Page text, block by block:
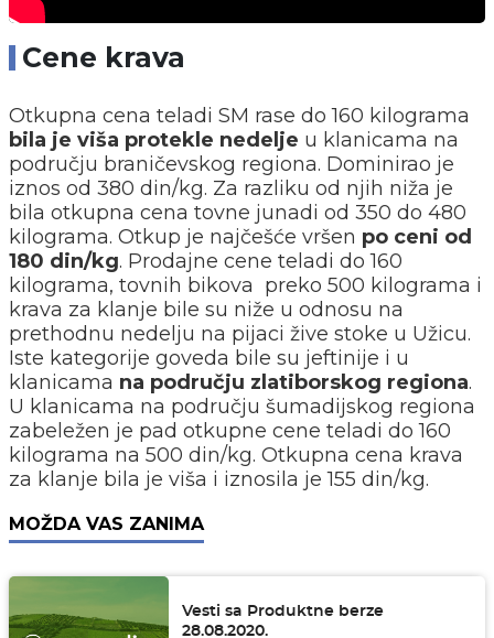
Cene krava
Otkupna cena teladi SM rase do 160 kilograma
bila je viša protekle nedelje u klanicama na
području braničevskog regiona. Dominirao je
iznos od 380 din/kg. Za razliku od njih niža je
bila otkupna cena tovne junadi od 350 do 480
kilograma. Otkup je najčešće vršen po ceni od
180 din/kg. Prodajne cene teladi do 160
kilograma, tovnih bikova preko 500 kilograma i
krava za klanje bile su niže u odnosu na
prethodnu nedelju na pijaci žive stoke u Užicu.
Iste kategorije goveda bile su jeftinije i u
klanicama na području zlatiborskog regiona.
U klanicama na području šumadijskog regiona
zabeležen je pad otkupne cene teladi do 160
kilograma na 500 din/kg. Otkupna cena krava
za klanje bila je viša i iznosila je 155 din/kg.
MOŽDA VAS ZANIMA
Vesti sa Produktne berze
28.08.2020.